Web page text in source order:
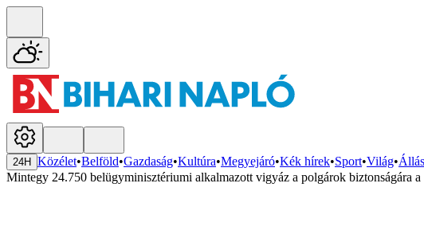
24H Közélet•Belföld•Gazdaság•Kultúra•Megyejáró•Kék hírek•Sport•Világ•Állás
Mintegy 24.750 belügyminisztériumi alkalmazott vigyáz a polgárok biztonságára a